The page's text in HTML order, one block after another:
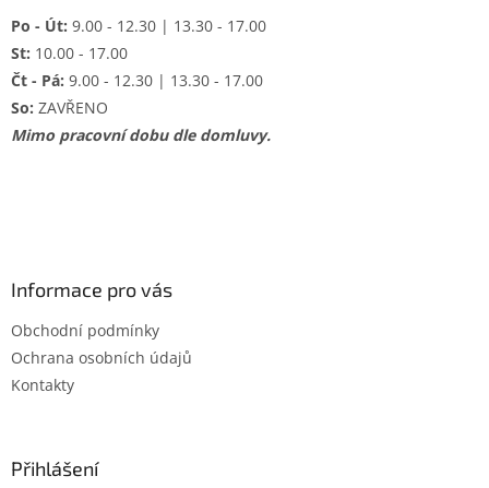
Po - Út: 9.00 - 12.30 | 13.30 - 17.00
St: 10.00 - 17.00
Čt - Pá: 9.00 - 12.30 | 13.30 - 17.00
So: ZAVŘENO
Mimo pracovní dobu dle domluvy.
Informace pro vás
Obchodní podmínky
Ochrana osobních údajů
Kontakty
Přihlášení